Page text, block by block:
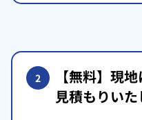
2 【無料】現
見積もりいた